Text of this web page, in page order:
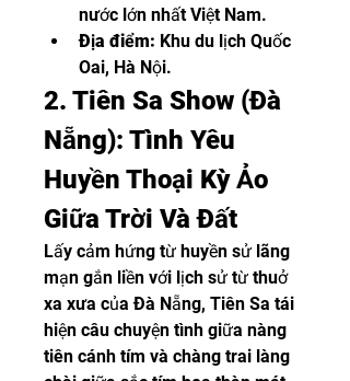
nước lớn nhất Việt Nam.
Địa điểm: Khu du lịch Quốc
Oai, Hà Nội.
2. Tiên Sa Show (Đà
Nẵng): Tình Yêu
Huyền Thoại Kỳ Ảo
Giữa Trời Và Đất
Lấy cảm hứng từ huyền sử lãng
mạn gắn liền với lịch sử từ thuở
xa xưa của Đà Nẵng, Tiên Sa tái
hiện câu chuyện tình giữa nàng
tiên cánh tím và chàng trai làng